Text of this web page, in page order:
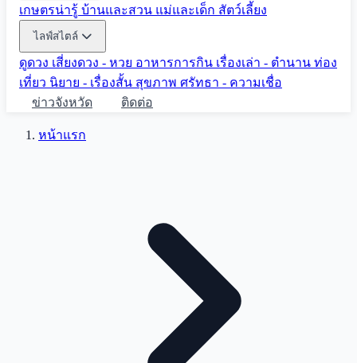
เกษตรน่ารู้ บ้านและสวน แม่และเด็ก สัตว์เลี้ยง
ไลฟ์สไตล์
ดูดวง เสี่ยงดวง - หวย อาหารการกิน เรื่องเล่า - ตำนาน ท่อง
เที่ยว นิยาย - เรื่องสั้น สุขภาพ ศรัทธา - ความเชื่อ
ข่าวจังหวัด
ติดต่อ
หน้าแรก